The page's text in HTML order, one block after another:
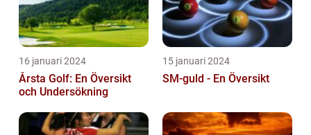
16 januari 2024
Årsta Golf: En Översikt
och Undersökning
15 januari 2024
SM-guld - En Översikt